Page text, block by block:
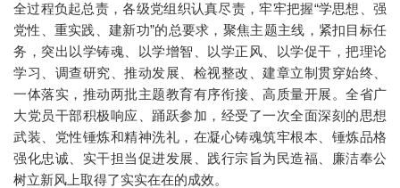
全过程负起总责，各级党组织认真尽责，牢牢把握“学思想、强
党性、重实践、建新功”的总要求，聚焦主题主线，紧扣目标任
务，突出以学铸魂、以学增智、以学正风、以学促干，把理论
学习、调查研究、推动发展、检视整改、建章立制贯穿始终、
一体落实，推动两批主题教育有序衔接、高质量开展。全省广
大党员干部积极响应、踊跃参加，经受了一次全面深刻的思想
武装、党性锤炼和精神洗礼，在凝心铸魂筑牢根本、锤炼品格
强化忠诚、实干担当促进发展、践行宗旨为民造福、廉洁奉公
树立新风上取得了实实在在的成效。